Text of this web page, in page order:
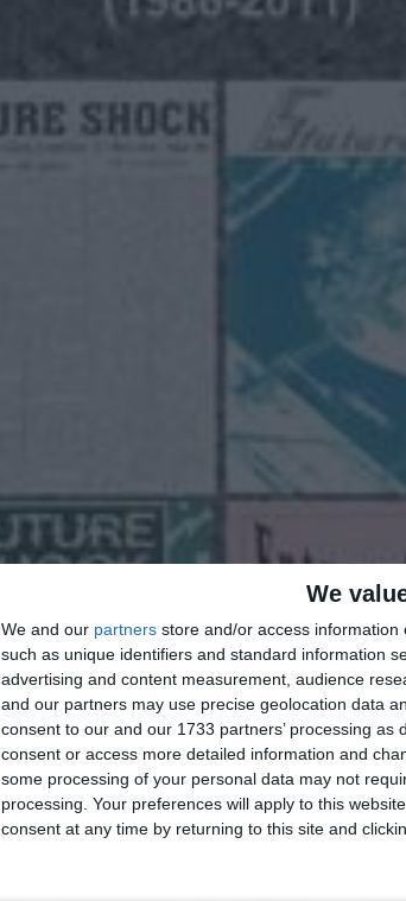
We
We and our partners store and/or access information
such as unique identifiers and standard information
advertising and content measurement, audience
and our partners may use precise geolocation data
consent to our and our 1733 partners’ processing
consent or access more detailed information and
some processing of your personal data may not
processing. Your preferences will apply to this
consent at any time by returning to this site and